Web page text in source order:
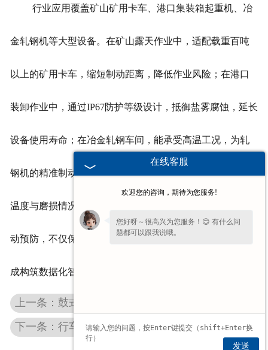
行业应用覆盖矿山矿用卡车、港口集装箱起重机、冶
金轧钢机等大型设备。在矿山露天作业中，适配载重百吨
以上的矿用卡车，缩短制动距离，降低作业风险；在港口
装卸作业中，通过IP67防护等级设计，抵御盐雾腐蚀，延长
设备使用寿命；在冶金轧钢车间，能承受高温工况，为轧
钢机的精准制动提供支撑。其智能化监测模块可实时监测
温度与磨损情况，提前预警维护需求，将被动维修转为主
动预防，不仅保障设备连续运行，更为生产安全与计划达
成构筑数据化智能防线。
下一条：行车制动器：以多面适配，应对车间复杂工况的制动专家
在线客服
欢迎您的咨询，期待为您服务!
您好呀～很高兴为您服务！😊 有什么问
题都可以跟我说哦。
发送